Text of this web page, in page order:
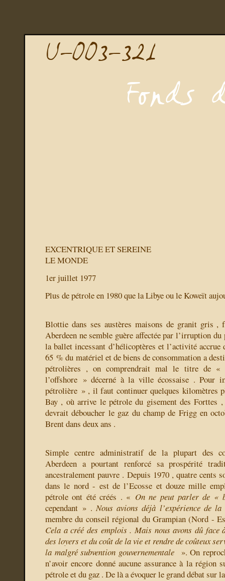
EXCENTRIQUE ET SEREINE
LE MONDE
1er juillet 1977
Plus de pétrole en 1980 que la Libye ou le Koweït
Blottie dans ses austères maisons de granit gris
Aberdeen ne semble guère affectée par l’irruption
la ballet incessant d’hélicoptères et l’activité
65 % du matériel et de biens de consommation a
pétrolières , on comprendrait mal le titre de «
l’offshore » décerné à la ville écossaise . Pour
pétrolière » , il faut continuer quelques kilomètres
Bay , où arrive le pétrole du gisement des Forttes
devrait déboucher le gaz du champ de Frigg en
Brent dans deux ans .
Simple centre administratif de la plupart des
Aberdeen a pourtant renforcé sa prospérité
ancestralement pauvre . Depuis 1970 , quatre cents
dans le nord - est de l’Ecosse et douze mille
pétrole ont été créés . « On ne peut parler de «
cependant » . Nous avions déjà l’expérience de la
membre du conseil régional du Grampian (Nord -
Cela a créé des emplois . Mais nous avons dû face
des loyers et du coût de la vie et rendre de coûteux
la malgré subvention gouvernementale
». On
n’avoir encore donné aucune assurance à la région
pétrole et du gaz . De là a évoquer le grand débat sur